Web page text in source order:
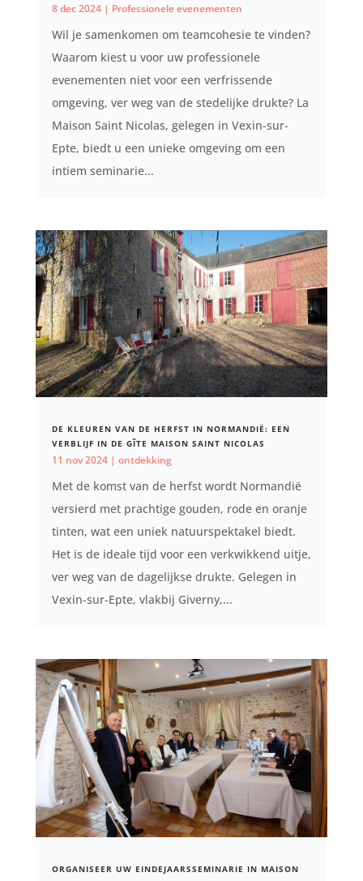
8 dec 2024| Professionele evenementen
Wil je samenkomen om teamcohesie te vinden?
Waarom kiest u voor uw professionele
evenementen niet voor een verfrissende
omgeving, ver weg van de stedelijke drukte? La
Maison Saint Nicolas, gelegen in Vexin-sur-
Epte, biedt u een unieke omgeving om een ​​
intiem seminarie...
DE KLEUREN VAN DE HERFST IN NORMANDIË: EEN
VERBLIJF IN DE GÎTE MAISON SAINT NICOLAS
11 nov 2024| ontdekking
Met de komst van de herfst wordt Normandië
versierd met prachtige gouden, rode en oranje
tinten, wat een uniek natuurspektakel biedt.
Het is de ideale tijd voor een verkwikkend uitje,
ver weg van de dagelijkse drukte. Gelegen in
Vexin-sur-Epte, vlakbij Giverny,...
ORGANISEER UW EINDEJAARSSEMINARIE IN MAISON